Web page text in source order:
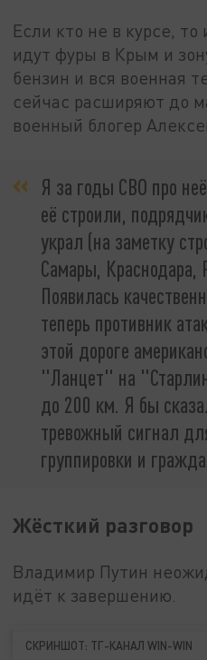
Если кто не в курсе,
идут фуры в Крым и
бензин и вся военная
сейчас расширяют до
военный блогер
Я за годы СВО про
её строили,
украл (на заметку
Самары, Краснодара,
Появилась
теперь противник
этой дороге
"Ланцет" на
до 200 км. Я бы
тревожный сигнал
группировки и
Жёсткий разговор
Владимир Путин
идёт к завершению.
СКРИНШОТ: ТГ-КАНАЛ WIN-WIN